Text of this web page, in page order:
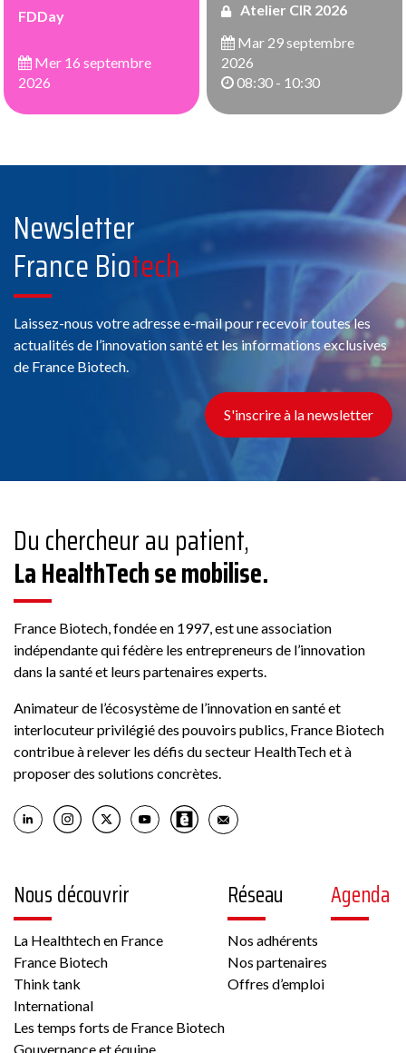
FDDay
Mer 16 septembre
2026
Atelier CIR 2026
Mar 29 septembre
2026
08:30 - 10:30
Newsletter
France Biotech
Laissez-nous votre adresse e-mail pour recevoir toutes les
actualités de l’innovation santé et les informations exclusives
de France Biotech.
S'inscrire à la newsletter
Du chercheur au patient,
La HealthTech se mobilise.
France Biotech, fondée en 1997, est une association
indépendante qui fédère les entrepreneurs de l’innovation
dans la santé et leurs partenaires experts.
Animateur de l’écosystème de l’innovation en santé et
interlocuteur privilégié des pouvoirs publics, France Biotech
contribue à relever les défis du secteur HealthTech et à
proposer des solutions concrètes.
Nous découvrir
La Healthtech en France
France Biotech
Think tank
International
Les temps forts de France Biotech
Gouvernance et équipe
Réseau
Nos adhérents
Nos partenaires
Offres d’emploi
Agenda